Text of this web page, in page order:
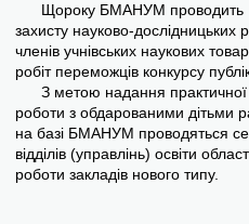
Щороку БМАНУМ проводить ІІ
захисту науково-дослідницьких
членів учнівських наукових
робіт переможців конкурсу
З метою надання практичної і
роботи з обдарованими дітьми
на базі БМАНУМ проводяться
відділів (управлінь) освіти
роботи закладів нового типу.